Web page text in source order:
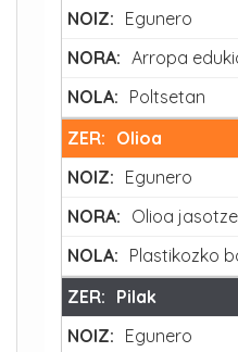
Egunero
Arropa
Poltsetan
Olioa
Egunero
Olioa
Plastikozko
Pilak
Egunero